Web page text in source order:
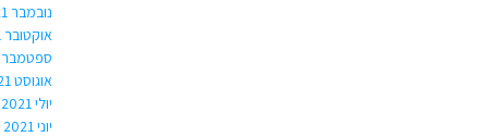
נובמבר 2021
אוקטובר 2021
ספטמבר 2021
אוגוסט 2021
יולי 2021
יוני 2021